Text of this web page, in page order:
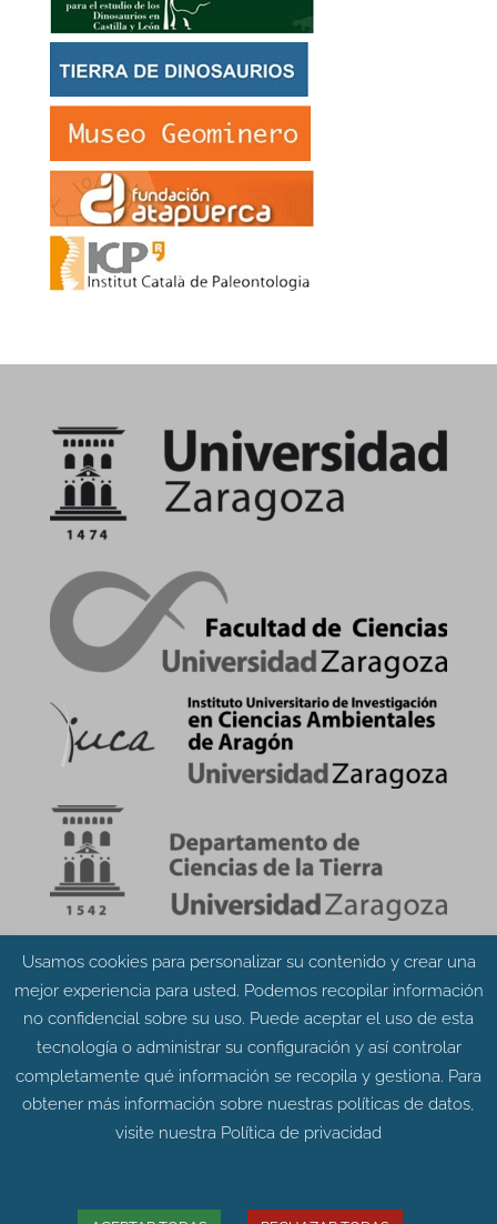
Aviso Legal
Política de Privacidad
Política de Cookies
Usamos cookies para personalizar su contenido y crear una
mejor experiencia para usted. Podemos recopilar información
no confidencial sobre su uso. Puede aceptar el uso de esta
tecnología o administrar su configuración y así controlar
completamente qué información se recopila y gestiona. Para
obtener más información sobre nuestras políticas de datos,
visite nuestra Política de privacidad